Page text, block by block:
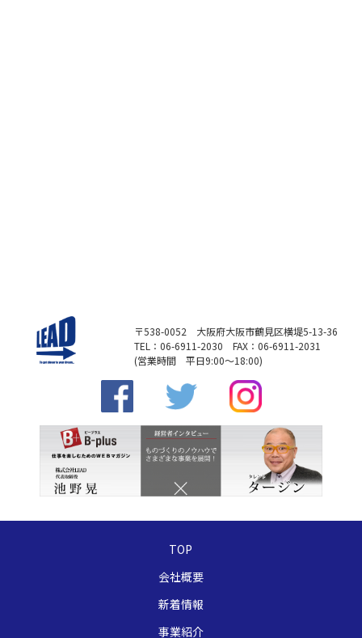
〒538-0052 大阪府大阪市鶴見区横堤5-13-36
TEL：06-6911-2030 FAX：06-6911-2031
(営業時間 平日9:00～18:00)
TOP
会社概要
新着情報
事業紹介